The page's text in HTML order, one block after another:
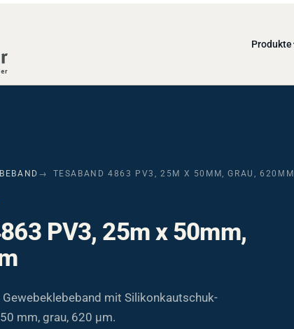
Produkte
TESABAND 4863 PV3, 25M X 50MM, GRAU, 620ΜM
PV3, 25m x 50mm,
mit Silikonkautschuk-
mm, grau, 620 µm.